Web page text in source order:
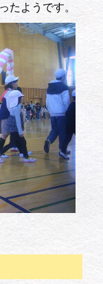
たようです。